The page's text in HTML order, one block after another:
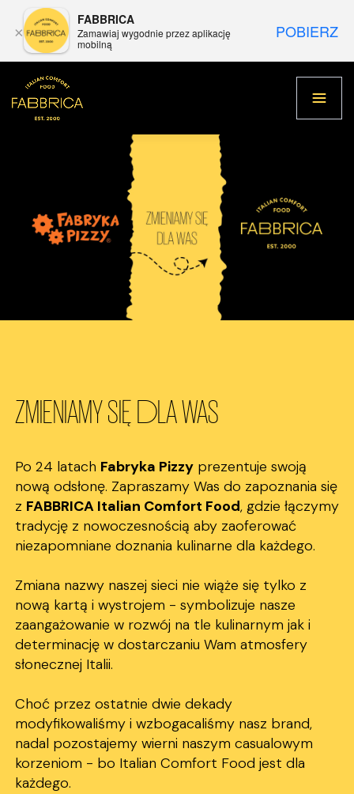
×
FABBRICA
Zamawiaj wygodnie przez aplikację
mobilną
POBIERZ
ZMIENIAMY SIĘ DLA WAS
Po 24 latach Fabryka Pizzy prezentuje swoją
nową odsłonę. Zapraszamy Was do zapoznania się
z FABBRICA Italian Comfort Food, gdzie łączymy
tradycję z nowoczesnością aby zaoferować
niezapomniane doznania kulinarne dla każdego.
Zmiana nazwy naszej sieci nie wiąże się tylko z
nową kartą i wystrojem - symbolizuje nasze
zaangażowanie w rozwój na tle kulinarnym jak i
determinację w dostarczaniu Wam atmosfery
słonecznej Italii.
Choć przez ostatnie dwie dekady
modyfikowaliśmy i wzbogacaliśmy nasz brand,
nadal pozostajemy wierni naszym casualowym
korzeniom - bo Italian Comfort Food jest dla
każdego.